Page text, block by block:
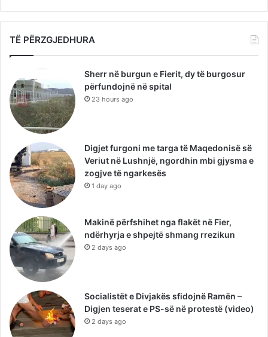
TË PËRZGJEDHURA
Sherr në burgun e Fierit, dy të burgosur
përfundojnë në spital
23 hours ago
Digjet furgoni me targa të Maqedonisë së
Veriut në Lushnjë, ngordhin mbi gjysma e
zogjve të ngarkesës
1 day ago
Makinë përfshihet nga flakët në Fier,
ndërhyrja e shpejtë shmang rrezikun
2 days ago
Socialistët e Divjakës sfidojnë Ramën –
Digjen teserat e PS-së në protestë (video)
2 days ago